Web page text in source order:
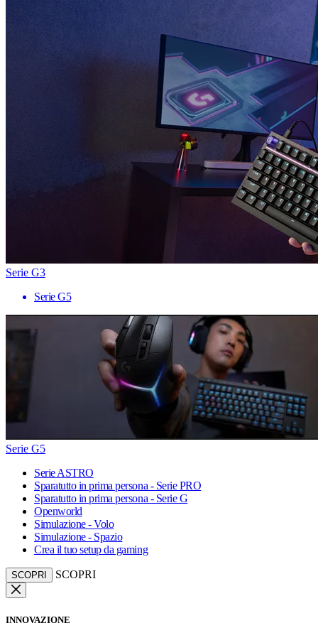
Serie G3
Serie G5
Serie G5
Serie ASTRO
Sparatutto in prima persona - Serie PRO
Sparatutto in prima persona - Serie G
Openworld
Simulazione - Volo
Simulazione - Spazio
Crea il tuo setup da gaming
SCOPRI SCOPRI
INNOVAZIONE